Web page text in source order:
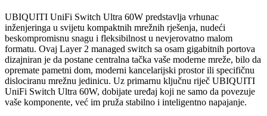
UBIQUITI UniFi Switch Ultra 60W predstavlja vrhunac
inženjeringa u svijetu kompaktnih mrežnih rješenja, nudeći
beskompromisnu snagu i fleksibilnost u nevjerovatno malom
formatu. Ovaj Layer 2 managed switch sa osam gigabitnih portova
dizajniran je da postane centralna tačka vaše moderne mreže, bilo da
opremate pametni dom, moderni kancelarijski prostor ili specifičnu
dislociranu mrežnu jedinicu. Uz primarnu ključnu riječ UBIQUITI
UniFi Switch Ultra 60W, dobijate uređaj koji ne samo da povezuje
vaše komponente, već im pruža stabilno i inteligentno napajanje.